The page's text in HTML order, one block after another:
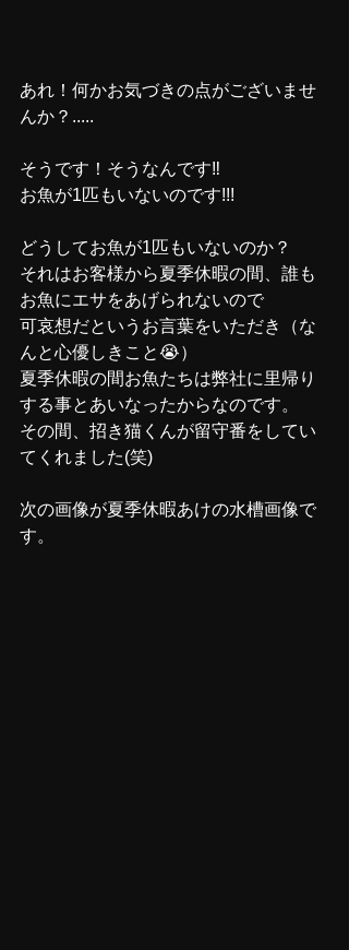
あれ！何かお気づきの点がございませ
んか？.....
そうです！そうなんです‼
お魚が1匹もいないのです!!!
どうしてお魚が1匹もいないのか？
それはお客様から夏季休暇の間、誰も
お魚にエサをあげられないので
可哀想だというお言葉をいただき（な
んと心優しきこと😭）
夏季休暇の間お魚たちは弊社に里帰り
する事とあいなったからなのです。
その間、招き猫くんが留守番をしてい
てくれました(笑)
次の画像が夏季休暇あけの水槽画像で
す。